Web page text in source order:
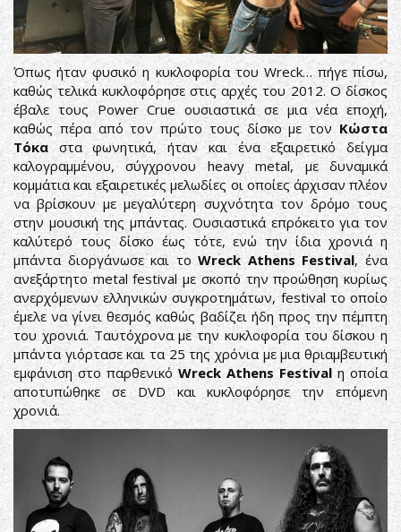
Όπως ήταν φυσικό η κυκλοφορία του Wreck… πήγε πίσω,
καθώς τελικά κυκλοφόρησε στις αρχές του 2012. Ο δίσκος
έβαλε τους Power Crue ουσιαστικά σε μια νέα εποχή,
καθώς πέρα από τον πρώτο τους δίσκο με τονΚώστα
Τόκαστα φωνητικά, ήταν και ένα εξαιρετικό δείγμα
καλογραμμένου, σύγχρονου heavy metal, με δυναμικά
κομμάτια και εξαιρετικές μελωδίες οι οποίες άρχισαν πλέον
να βρίσκουν με μεγαλύτερη συχνότητα τον δρόμο τους
στην μουσική της μπάντας. Ουσιαστικά επρόκειτο για τον
καλύτερό τους δίσκο έως τότε, ενώ την ίδια χρονιά η
μπάντα διοργάνωσε και τοWreck Athens Festival, ένα
ανεξάρτητο metal festival με σκοπό την προώθηση κυρίως
ανερχόμενων ελληνικών συγκροτημάτων, festival το οποίο
έμελε να γίνει θεσμός καθώς βαδίζει ήδη προς την πέμπτη
του χρονιά. Ταυτόχρονα με την κυκλοφορία του δίσκου η
μπάντα γιόρτασε και τα 25 της χρόνια με μια θριαμβευτική
εμφάνιση στο παρθενικόWreck Athens Festival η οποία
αποτυπώθηκε σε DVD και κυκλοφόρησε την επόμενη
χρονιά.